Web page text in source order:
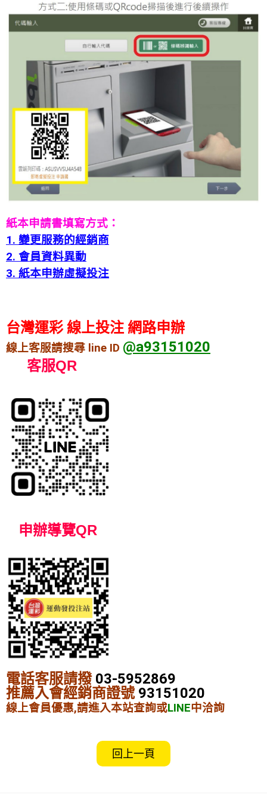
紙本申請書填寫方式：
1. 變更服務的經銷商
2. 會員資料異動
3. 紙本申辦虛擬投注
台灣運彩 線上投注 網路申辦
線上客服請搜尋 line ID @a93151020
客服QR
申辦導覽QR
電話客服請撥 03-5952869
推薦入會經銷商證號 93151020
線上會員優惠,請進入本站查詢或LINE中洽詢
回上一頁